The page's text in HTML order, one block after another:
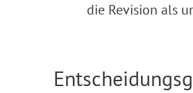
die Revision als